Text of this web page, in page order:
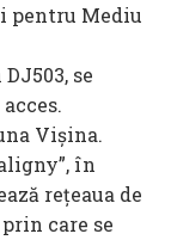
pentru Mediu
se
Vișina.
în
rețeaua de
care se